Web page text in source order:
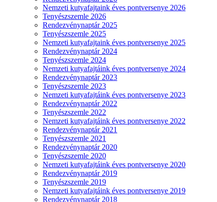
Nemzeti kutyafajtaink éves pontversenye 2026
Tenyészszemle 2026
Rendezvénynaptár 2025
Tenyészszemle 2025
Nemzeti kutyafajtaink éves pontversenye 2025
Rendezvénynaptár 2024
Tenyészszemle 2024
Nemzeti kutyafajtáink éves pontversenye 2024
Rendezvénynaptár 2023
Tenyészszemle 2023
Nemzeti kutyafajtáink éves pontversenye 2023
Rendezvénynaptár 2022
Tenyészszemle 2022
Nemzeti kutyafajtáink éves pontversenye 2022
Rendezvénynaptár 2021
Tenyészszemle 2021
Rendezvénynaptár 2020
Tenyészszemle 2020
Nemzeti kutyafajtáink éves pontversenye 2020
Rendezvénynaptár 2019
Tenyészszemle 2019
Nemzeti kutyafajtáink éves pontversenye 2019
Rendezvénynaptár 2018